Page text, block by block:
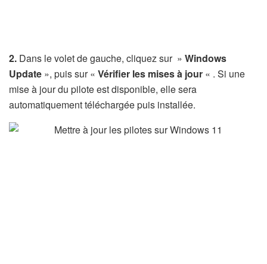
2. Dans le volet de gauche, cliquez sur » Windows
Update », puis sur « Vérifier les mises à jour « . Si une
mise à jour du pilote est disponible, elle sera
automatiquement téléchargée puis installée.